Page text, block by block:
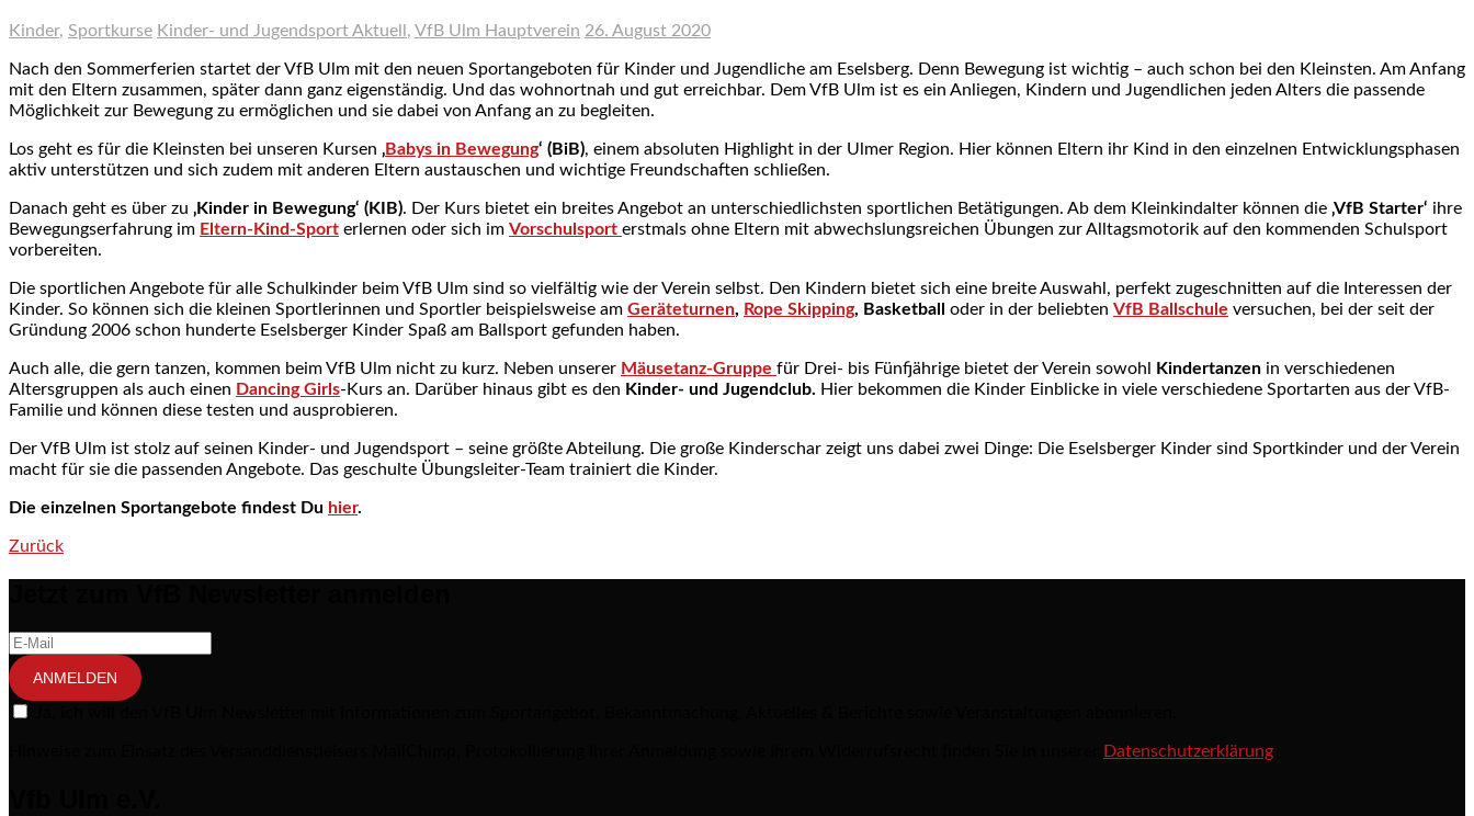
Kinder, Sportkurse Kinder- und Jugendsport Aktuell , VfB Ulm Hauptverein 26. August 2020
Nach den Sommerferien startet der VfB Ulm mit den neuen Sportangeboten für Kinder und Jugendliche am Eselsberg. Denn Bewegung ist wichtig – auch schon bei den Kleinsten. Am Anfang
mit den Eltern zusammen, später dann ganz eigenständig. Und das wohnortnah und gut erreichbar. Dem VfB Ulm ist es ein Anliegen, Kindern und Jugendlichen jeden Alters die passende
Möglichkeit zur Bewegung zu ermöglichen und sie dabei von Anfang an zu begleiten.
Los geht es für die Kleinsten bei unseren Kursen ‚Babys in Bewegung‘ (BiB), einem absoluten Highlight in der Ulmer Region. Hier können Eltern ihr Kind in den einzelnen Entwicklungsphasen
aktiv unterstützen und sich zudem mit anderen Eltern austauschen und wichtige Freundschaften schließen.
Danach geht es über zu ‚Kinder in Bewegung‘ (KIB). Der Kurs bietet ein breites Angebot an unterschiedlichsten sportlichen Betätigungen. Ab dem Kleinkindalter können die ‚VfB Starter‘ ihre
Bewegungserfahrung im Eltern-Kind-Sport erlernen oder sich im Vorschulsport erstmals ohne Eltern mit abwechslungsreichen Übungen zur Alltagsmotorik auf den kommenden Schulsport
vorbereiten.
Die sportlichen Angebote für alle Schulkinder beim VfB Ulm sind so vielfältig wie der Verein selbst. Den Kindern bietet sich eine breite Auswahl, perfekt zugeschnitten auf die Interessen der
Kinder. So können sich die kleinen Sportlerinnen und Sportler beispielsweise am Geräteturnen, Rope Skipping, Basketball oder in der beliebten VfB Ballschule versuchen, bei der seit der
Gründung 2006 schon hunderte Eselsberger Kinder Spaß am Ballsport gefunden haben.
Auch alle, die gern tanzen, kommen beim VfB Ulm nicht zu kurz. Neben unserer Mäusetanz-Gruppe für Drei- bis Fünfjährige bietet der Verein sowohl Kindertanzen in verschiedenen
Altersgruppen als auch einen Dancing Girls-Kurs an. Darüber hinaus gibt es den Kinder- und Jugendclub. Hier bekommen die Kinder Einblicke in viele verschiedene Sportarten aus der VfB-
Familie und können diese testen und ausprobieren.
Der VfB Ulm ist stolz auf seinen Kinder- und Jugendsport – seine größte Abteilung. Die große Kinderschar zeigt uns dabei zwei Dinge: Die Eselsberger Kinder sind Sportkinder und der Verein
macht für sie die passenden Angebote. Das geschulte Übungsleiter-Team trainiert die Kinder.
Die einzelnen Sportangebote findest Du hier.
Post navigation
Zurück
ANMELDEN
Datenschutzerklärung